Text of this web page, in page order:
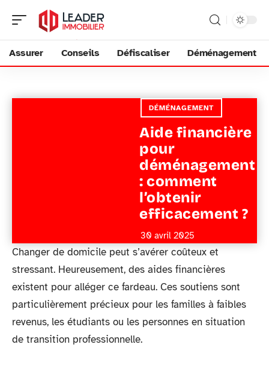
Assurer Conseils Défiscaliser Déménagement
DÉMÉNAGEMENT
Aide financière
pour
déménagement
: comment
l’obtenir
efficacement ?
30 avril 2025
Changer de domicile peut s’avérer coûteux et
stressant. Heureusement, des aides financières
existent pour alléger ce fardeau. Ces soutiens sont
particulièrement précieux pour les familles à faibles
revenus, les étudiants ou les personnes en situation
de transition professionnelle.